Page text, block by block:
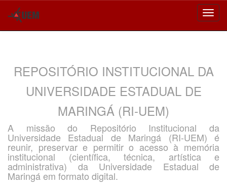
REPOSITÓRIO INSTITUCIONAL DA
UNIVERSIDADE ESTADUAL DE
MARINGÁ (RI-UEM)
A missão do Repositório Institucional da
Universidade Estadual de Maringá (RI-UEM) é
reunir, preservar e permitir o acesso à memória
institucional (científica, técnica, artística e
administrativa) da Universidade Estadual de
Maringá em formato digital.